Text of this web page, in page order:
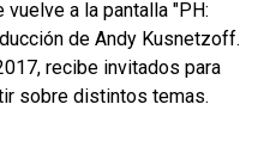
a la pantalla "PH:
de Andy Kusnetzoff.
recibe invitados para
sobre distintos temas.